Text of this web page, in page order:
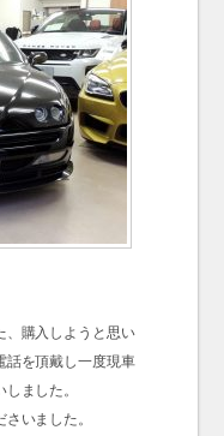
、購入しようと思い
話を頂戴し一度現車
ました。
いました。